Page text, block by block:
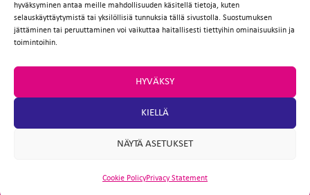
hyväksyminen antaa meille mahdollisuuden käsitellä tietoja, kuten
selauskäyttäytymistä tai yksilöllisiä tunnuksia tällä sivustolla. Suostumuksen
jättäminen tai peruuttaminen voi vaikuttaa haitallisesti tiettyihin ominaisuuksiin ja
toimintoihin.
HYVÄKSY
KIELLÄ
NÄYTÄ ASETUKSET
Cookie PolicyPrivacy Statement